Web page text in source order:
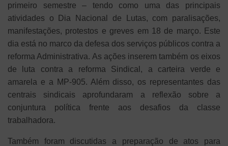
primeiro semestre – tendo como uma das principais
atividades o Dia Nacional de Lutas, com paralisações,
manifestações, protestos e greves em 18 de março. Este
dia está no marco da defesa dos serviços públicos contra a
reforma Administrativa. As ações inserem também os eixos
de luta contra a reforma Sindical, a carteira verde e
amarela e a MP-905. Além disso, os representantes das
centrais sindicais aprofundaram a reflexão sobre a
conjuntura política frente aos desafios da classe
trabalhadora.
Também foram discutidas a preparação de atos para